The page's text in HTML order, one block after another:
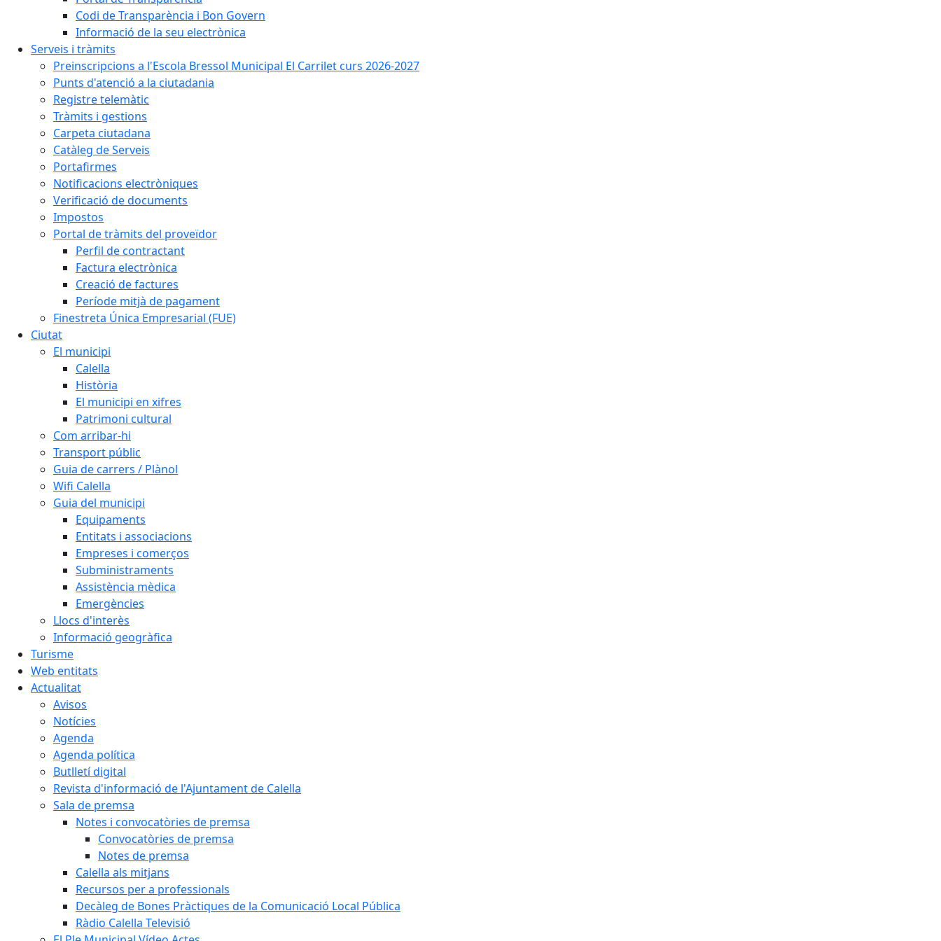
Codi de Transparència i Bon Govern
Informació de la seu electrònica
Serveis i tràmits
Preinscripcions a l'Escola Bressol Municipal El Carrilet curs 2026-2027
Punts d'atenció a la ciutadania
Registre telemàtic
Tràmits i gestions
Carpeta ciutadana
Catàleg de Serveis
Portafirmes
Notificacions electròniques
Verificació de documents
Impostos
Portal de tràmits del proveïdor
Perfil de contractant
Factura electrònica
Creació de factures
Període mitjà de pagament
Finestreta Única Empresarial (FUE)
Ciutat
El municipi
Calella
Història
El municipi en xifres
Patrimoni cultural
Com arribar-hi
Transport públic
Guia de carrers / Plànol
Wifi Calella
Guia del municipi
Equipaments
Entitats i associacions
Empreses i comerços
Subministraments
Assistència mèdica
Emergències
Llocs d'interès
Informació geogràfica
Turisme
Web entitats
Actualitat
Avisos
Notícies
Agenda
Agenda política
Butlletí digital
Revista d'informació de l'Ajuntament de Calella
Sala de premsa
Notes i convocatòries de premsa
Convocatòries de premsa
Notes de premsa
Calella als mitjans
Recursos per a professionals
Decàleg de Bones Pràctiques de la Comunicació Local Pública
Ràdio Calella Televisió